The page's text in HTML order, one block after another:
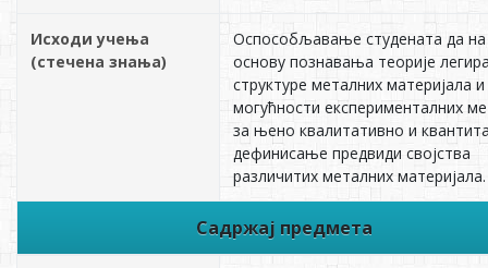
Исходи учења
(стечена знања)
Оспособљавање студената да на
основу познавања теорије
структуре металних материјала и
могућности експерименталних
за њено квалитативно и
дефинисање предвиди својства
различитих металних материјала.
Садржај предмета